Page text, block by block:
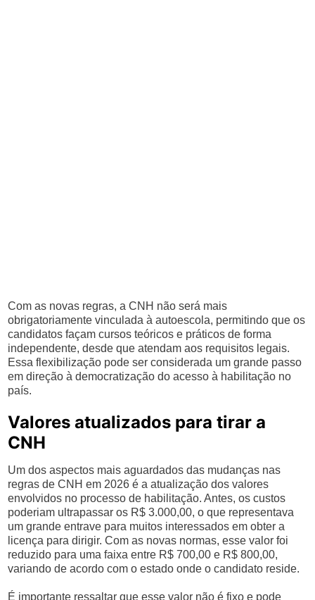
Com as novas regras, a CNH não será mais
obrigatoriamente vinculada à autoescola, permitindo que os
candidatos façam cursos teóricos e práticos de forma
independente, desde que atendam aos requisitos legais.
Essa flexibilização pode ser considerada um grande passo
em direção à democratização do acesso à habilitação no
país.
Valores atualizados para tirar a
CNH
Um dos aspectos mais aguardados das mudanças nas
regras de CNH em 2026 é a atualização dos valores
envolvidos no processo de habilitação. Antes, os custos
poderiam ultrapassar os R$ 3.000,00, o que representava
um grande entrave para muitos interessados em obter a
licença para dirigir. Com as novas normas, esse valor foi
reduzido para uma faixa entre R$ 700,00 e R$ 800,00,
variando de acordo com o estado onde o candidato reside.
É importante ressaltar que esse valor não é fixo e pode